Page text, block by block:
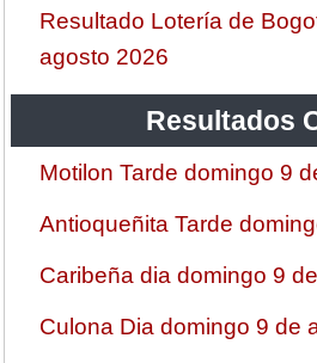
Resultado Lotería de
agosto 2026
Resultados
Motilon Tarde domingo 9
Antioqueñita Tarde
Caribeña dia domingo 9
Culona Dia domingo 9 de